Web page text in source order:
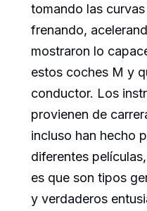
tomando las
frenando,
mostraron lo
estos coches M y
conductor. Los
provienen de
incluso han hecho
diferentes
es que son tipos
y verdaderos